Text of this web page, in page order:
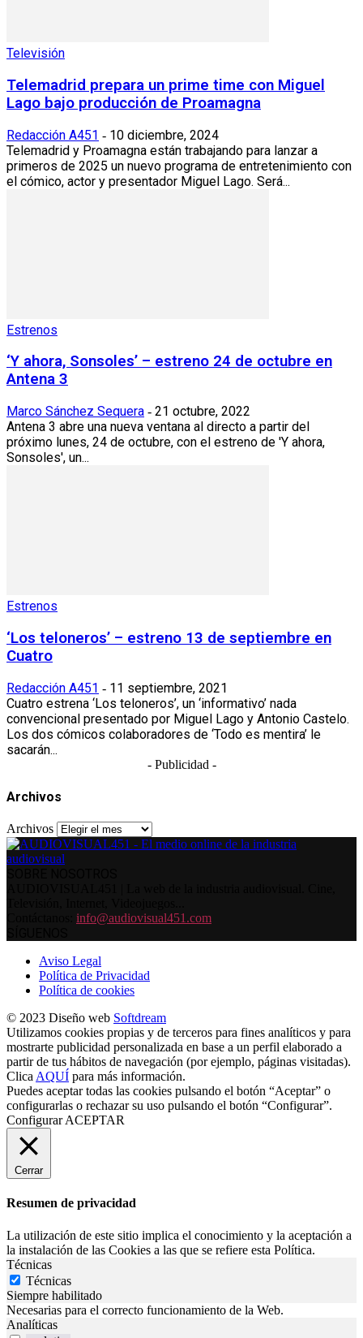
Televisión
Telemadrid prepara un prime time con Miguel
Lago bajo producción de Proamagna
Redacción A451 - 10 diciembre, 2024
Telemadrid y Proamagna están trabajando para lanzar a
primeros de 2025 un nuevo programa de entretenimiento con
el cómico, actor y presentador Miguel Lago. Será...
Estrenos
‘Y ahora, Sonsoles’ – estreno 24 de octubre en
Antena 3
Marco Sánchez Sequera - 21 octubre, 2022
Antena 3 abre una nueva ventana al directo a partir del
próximo lunes, 24 de octubre, con el estreno de 'Y ahora,
Sonsoles', un...
Estrenos
‘Los teloneros’ – estreno 13 de septiembre en
Cuatro
Redacción A451 - 11 septiembre, 2021
Cuatro estrena ‘Los teloneros’, un ‘informativo’ nada
convencional presentado por Miguel Lago y Antonio Castelo.
Los dos cómicos colaboradores de ‘Todo es mentira’ le
sacarán...
- Publicidad -
Archivos
Archivos
info@audiovisual451.com
Aviso Legal
Política de Privacidad
Política de cookies
© 2023 Diseño web Softdream
Utilizamos cookies propias y de terceros para fines analíticos y para
mostrarte publicidad personalizada en base a un perfil elaborado a
partir de tus hábitos de navegación (por ejemplo, páginas visitadas).
Clica AQUÍ para más información.
Puedes aceptar todas las cookies pulsando el botón “Aceptar” o
configurarlas o rechazar su uso pulsando el botón “Configurar”.
Configurar ACEPTAR
Cerrar
Resumen de privacidad
La utilización de este sitio implica el conocimiento y la aceptación a
la instalación de las Cookies a las que se refiere esta Política.
Técnicas
Técnicas
Siempre habilitado
Necesarias para el correcto funcionamiento de la Web.
Analíticas